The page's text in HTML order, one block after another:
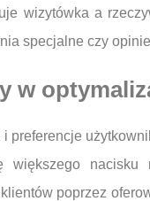
wizytówka a
specjalne czy
w
preferencje
większego nacisku
poprzez